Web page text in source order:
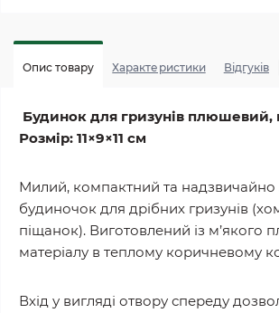
Опис товару Характеристики Відгуків
Будинок для гризунів плюшевий,
Розмір: 11×9×11 см
Милий, компактний та
будиночок для дрібних гризунів
піщанок). Виготовлений із м’якого
матеріалу в теплому коричневому
Вхід у вигляді отвору спереду